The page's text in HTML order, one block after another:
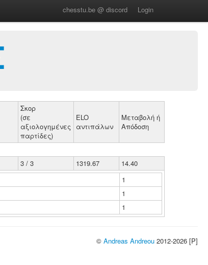
chesstu.be @ discord Login
Σκορ
(σε
αξιολογημένες
παρτίδες)
ELO
αντιπάλων
Μεταβολή ή
Απόδοση
3 / 3 1319.67
14.40
1
1
1
© Andreas Andreou 2012-2026 [P]